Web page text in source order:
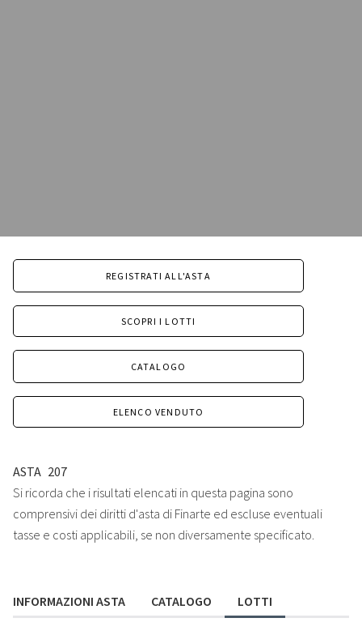
REGISTRATI ALL'ASTA
SCOPRI I LOTTI
CATALOGO
ELENCO VENDUTO
ASTA 207
Si ricorda che i risultati elencati in questa pagina sono
comprensivi dei diritti d'asta di Finarte ed escluse eventuali
tasse e costi applicabili, se non diversamente specificato.
INFORMAZIONI ASTA CATALOGO LOTTI